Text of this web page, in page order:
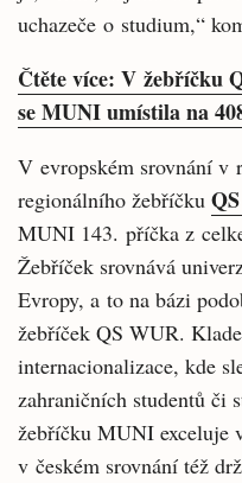
uchazeče o studium,“
Čtěte více: V žebříčku
se MUNI umístila na
V evropském srovnání v
regionálního žebříčku
MUNI 143. příčka z
Žebříček srovnává
Evropy, a to na bázi
žebříček QS WUR.
internacionalizace, kde
zahraničních studentů či
žebříčku MUNI exceluje
v českém srovnání též